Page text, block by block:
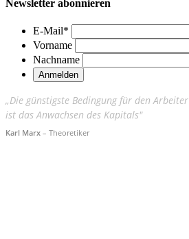
Newsletter abonnieren
E-Mail*
Vorname
Nachname
„Die günstigste Bedingung für den Arbeiter
ist das Anwachsen des Kapitals"
Karl Marx – Theoretiker